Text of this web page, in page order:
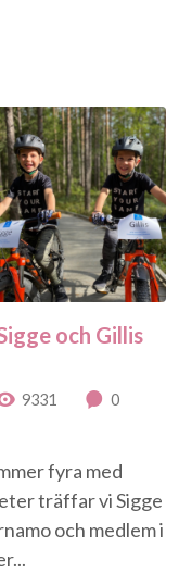
och Gillis
9331
0
fyra med
träffar vi Sigge
och medlem i